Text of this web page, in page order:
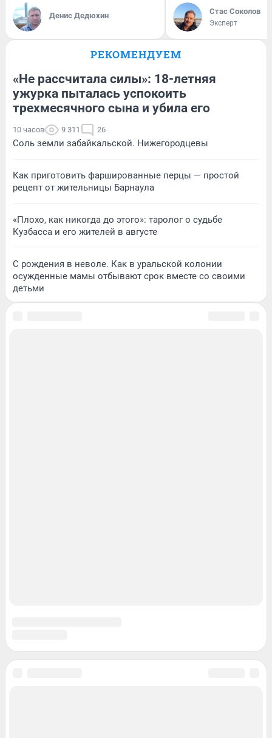
Денис Дедюхин Стас Соколов
Эксперт
РЕКОМЕНДУЕМ
«Не рассчитала силы»: 18-летняя
ужурка пыталась успокоить
трехмесячного сына и убила его
10 часов 9 311 26
Соль земли забайкальской. Нижегородцевы
Как приготовить фаршированные перцы — простой
рецепт от жительницы Барнаула
«Плохо, как никогда до этого»: таролог о судьбе
Кузбасса и его жителей в августе
С рождения в неволе. Как в уральской колонии
осужденные мамы отбывают срок вместе со своими
детьми